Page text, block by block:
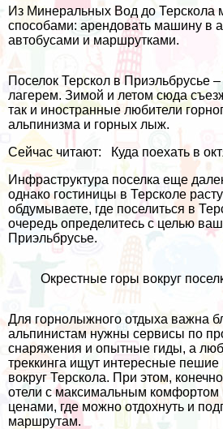
Из Минеральных Вод до Терскола
способами: арендовать машину в
автобусами и маршрутками.
Поселок Терскол в Приэльбрусье
лагерем. Зимой и летом сюда
так и иностранные любители
альпинизма и горных лыж.
Сейчас читают:
Куда поехать в
Инфраструктура поселка еще
однако гостиницы в Терсколе
обдумываете, где поселиться в
очередь определитесь с целью
Приэльбрусье.
Окрестные горы вокруг
Для горнолыжного отдыха важна
альпинистам нужны сервисы по
снаряжения и опытные гиды, а
треккинга ищут интересные
вокруг Терскола. При этом,
отели с максимальным
ценами, где можно отдохнуть и
маршрутам.